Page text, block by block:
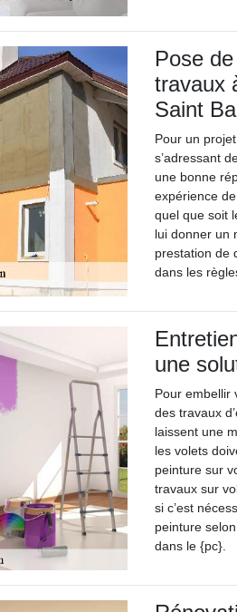
Pose
travaux
Saint
Pour un
s’adressant
une bonne
expérience
quel que soit
lui donner un
prestation de
dans les
une
Pour embellir
des travaux
laissent une
les volets
peinture sur
travaux sur
si c’est
peinture
dans le {pc}.